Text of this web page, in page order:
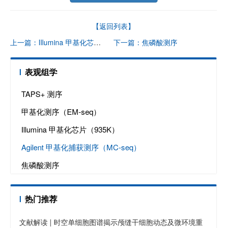
【返回列表】
上一篇：Illumina 甲基化芯片（935K）
下一篇：焦磷酸测序
表观组学
TAPS+ 测序
甲基化测序（EM-seq）
Illumina 甲基化芯片（935K）
Agilent 甲基化捕获测序（MC-seq）
焦磷酸测序
热门推荐
文献解读 | 时空单细胞图谱揭示颅缝干细胞动态及微环境重